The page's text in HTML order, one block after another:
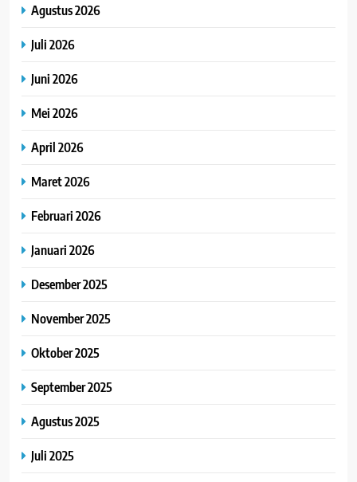
Agustus 2026
Juli 2026
Juni 2026
Mei 2026
April 2026
Maret 2026
Februari 2026
Januari 2026
Desember 2025
November 2025
Oktober 2025
September 2025
Agustus 2025
Juli 2025